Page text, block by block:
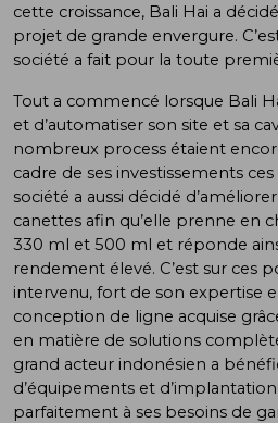
cette croissance, Bali Hai a
projet de grande envergure.
société a fait pour la toute
Tout a commencé lorsque Bali
et d’automatiser son site et sa
nombreux process étaient
cadre de ses investissements
société a aussi décidé
canettes afin qu’elle prenne en
330 ml et 500 ml et réponde
rendement élevé. C’est sur ces
intervenu, fort de son expertise
conception de ligne acquise
en matière de solutions
grand acteur indonésien a
d’équipements et
parfaitement à ses besoins de